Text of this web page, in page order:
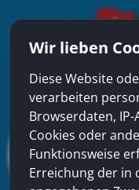
Wir lieben
Diese Website
verarbeiten
Browserdaten,
Cookies oder
Funktionsweise
Erreichung der in